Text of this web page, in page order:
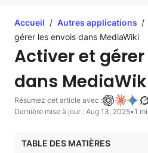
Accueil / Autres applications /
gérer les envois dans MediaWiki
Activer et
dans
Résumez cet article avec :
Dernière mise à jour : Aug 13, 2025•1
TABLE DES MATIÈRES